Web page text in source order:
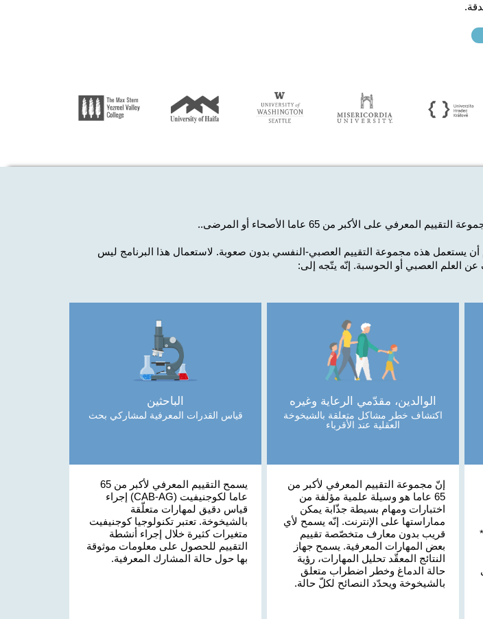
التقييم المعرفي على الأكبر من 65 عاما الأصحاء أو المرضى. .
يستعمل هذه مجموعة التقييم العصبي-النفسي بدون صعوبة. لاستعمال هذا البرنامج ليس
العلم العصبي أو الحوسبة. إنّه يتّجه إلى:
الوالدين، مقدّمي الرعاية وغيره
اكتشاف خطر مشاكل متعلقة بالشيخوخة
العقلية عند الأقرباء
إنّ مجموعة التقييم المعرفي لأكبر من
65 عاما هو وسيلة علمية مؤلفة من
اختبارات ومهام بسيطة جذّابة يمكن
مماراستها على الإنترنت. إنّه يسمح لأي
قريب بدون معارف متخصّصة تقييم
بعض المهارات المعرفية. يسمح جهاز
النتائج المعقّد تحليل المهارات، رؤية
حالة الدماغ وخطر اضطراب متعلق
بالشيخوخة ويحدّد النصائح لكلّ حالة.
الباحثين
قياس القدرات المعرفية لمشاركي بحث
يسمح التقييم المعرفي لأكبر من 65
عاما لكوجنيفيت (CAB-AG) إجراء
قياس دقيق لمهارات متعلّقة
بالشيخوخة. تعتبر تكنولوجيا كوجنيفيت
متغيرات كثيرة خلال إجراء أنشطة
التقييم للحصول على معلومات موثوقة
بها حول حالة المشارك المعرفية.